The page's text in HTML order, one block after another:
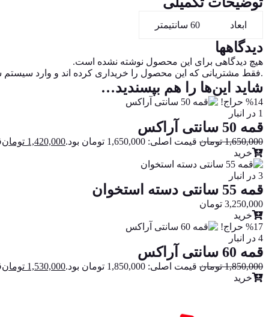
ابعاد 60 سانتیمتر
دیدگاهها
هیچ دیدگاهی برای این محصول نوشته نشده است.
.فقط مشتریانی که این محصول را خریداری کرده اند و وارد سیستم
شاید این‌ها را هم بپسندید…
%14 حراج!
1 در انبار
قمه 50 سانتی آراکس
1,650,000 تومان قیمت اصلی: 1,650,000 تومان بود. 1,420,000 تومان
خرید
3 در انبار
قمه 55 سانتی دسته استخوان
3,250,000 تومان
خرید
%17 حراج!
4 در انبار
قمه 60 سانتی آراکس
1,850,000 تومان قیمت اصلی: 1,850,000 تومان بود. 1,530,000 تومان
خرید